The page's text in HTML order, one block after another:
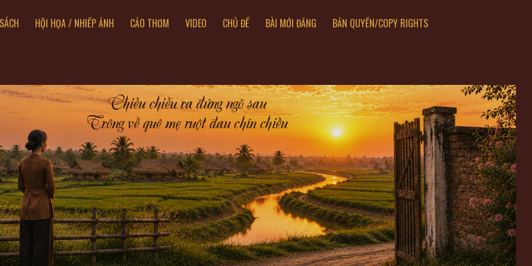
SÁCH HỘI HỌA / NHIẾP ẢNH CẢO THƠM VIDEO CHỦ ĐỀ BÀI MỚI ĐĂNG BẢN QUYỀN/COPY RIGHTS